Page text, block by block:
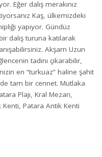
Eğer dalış merakınız
Kaş, ülkemizdeki
yapıyor. Gündüz
dalış turuna katılarak
Akşam Uzun
tadını çıkarabilir,
en “turkuaz” haline şahit
tam bir cennet. Mutlaka
Plajı, Kral Mezarı,
Patara Antik Kenti